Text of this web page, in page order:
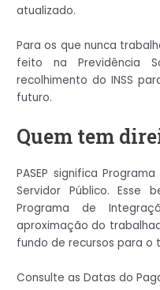
atualizado.
Para os que nunca
feito na Previdência
recolhimento do INSS
futuro.
Quem tem
PASEP significa
Servidor Público. Esse
Programa de
aproximação do
fundo de recursos para o
Consulte as Datas do